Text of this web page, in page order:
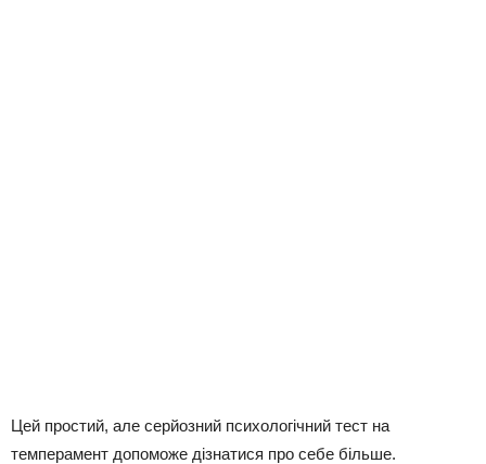
Цей простий, але серйозний психологічний тест на
темперамент допоможе дізнатися про себе більше.